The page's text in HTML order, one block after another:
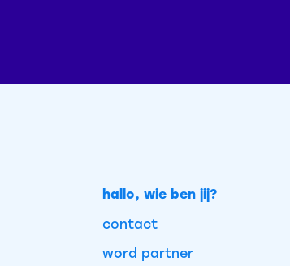
hallo, wie ben jij?
contact
word partner